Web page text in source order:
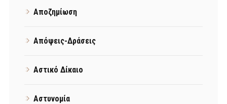
Αποζημίωση
Απόψεις-Δράσεις
Αστικό Δίκαιο
Αστυνομία